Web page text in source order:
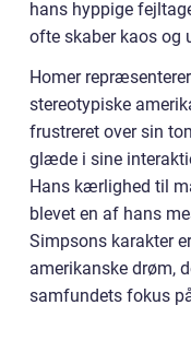
hans hyppige
ofte skaber kaos og
Homer
stereotypiske
frustreret over sin
glæde i sine
Hans kærlighed til
blevet en af hans
Simpsons karakter
amerikanske drøm,
samfundets fokus